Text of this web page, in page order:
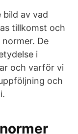
av vad
tillkomst och
De
i
och varför vi
och